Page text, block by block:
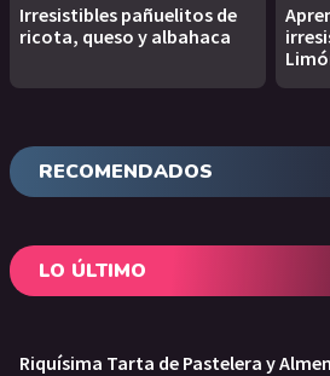
Irresistibles pañuelitos de
ricota, queso y albahaca
RECOMENDADOS
LO ÚLTIMO
Riquísima Tarta de Pastelera y